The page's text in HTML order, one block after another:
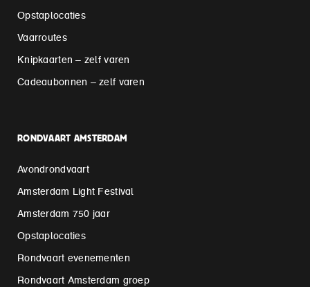
Opstaplocaties
Vaarroutes
Knipkaarten – zelf varen
Cadeaubonnen – zelf varen
RONDVAART AMSTERDAM
Avondrondvaart
Amsterdam Light Festival
Amsterdam 750 jaar
Opstaplocaties
Rondvaart evenementen
Rondvaart Amsterdam groep